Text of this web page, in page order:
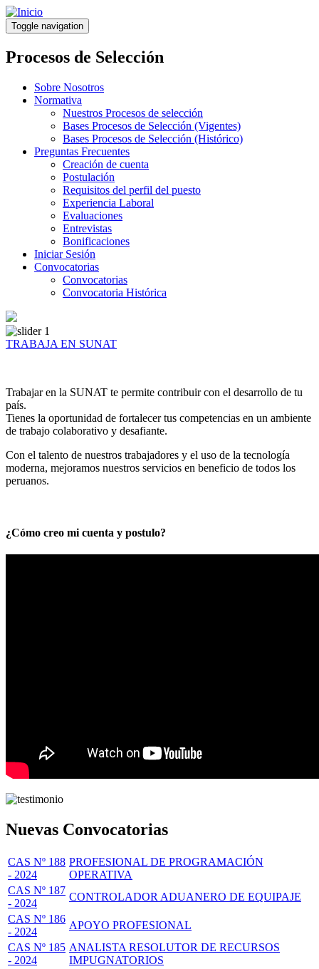
Pasar
al
contenido
principal
Toggle navigation
Procesos de Selección
Sobre Nosotros
Normativa
Nuestros Procesos de selección
Bases Procesos de Selección (Vigentes)
Bases Procesos de Selección (Histórico)
Preguntas Frecuentes
Creación de cuenta
Postulación
Requisitos del perfil del puesto
Experiencia Laboral
Evaluaciones
Entrevistas
Bonificaciones
Iniciar Sesión
Convocatorias
Convocatorias
Convocatoria Histórica
TRABAJA EN SUNAT
Trabajar en la SUNAT te permite contribuir con el desarrollo de tu
país.
Tienes la oportunidad de fortalecer tus competencias en un ambiente
de trabajo colaborativo y desafiante.
Con el talento de nuestros trabajadores y el uso de la tecnología
moderna, mejoramos nuestros servicios en beneficio de todos los
peruanos.
¿Cómo creo mi cuenta y postulo?
Nuevas Convocatorias
CAS Nº 188
- 2024
PROFESIONAL DE PROGRAMACIÓN
OPERATIVA
CAS Nº 187
- 2024
CONTROLADOR ADUANERO DE EQUIPAJE
CAS Nº 186
- 2024
APOYO PROFESIONAL
CAS Nº 185
- 2024
ANALISTA RESOLUTOR DE RECURSOS
IMPUGNATORIOS